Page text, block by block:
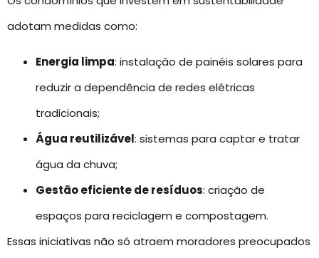
adotam medidas como:
Energia limpa: instalação de painéis solares para
reduzir a dependência de redes elétricas
tradicionais;
Água reutilizável: sistemas para captar e tratar
água da chuva;
Gestão eficiente de resíduos: criação de
espaços para reciclagem e compostagem.
Essas iniciativas não só atraem moradores preocupados